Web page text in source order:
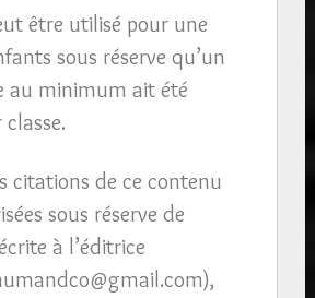
être utilisé pour une
sous réserve qu’un
au minimum ait été
citations de ce contenu
sous réserve de
à l’éditrice